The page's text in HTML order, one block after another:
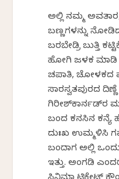
ಅಲ್ಲಿ ನಮ್ಮ
ಬಣ್ಣಗಳನ್ನು
ಬರಬೇಡ್ರಿ ಬುತ್ತಿ
ಹೋಗಿ ಜಳಕ ಮಾಡಿ
ಚಪಾತಿ, ಚೋಳಕದ
ಸಾರಸ್ವತಪುರದ
ಗಿರೀಶ್‌ಕಾರ್ನಡ್‌ರ
ಬಂದ ಕನಸಿನ
ದುಃಖ ಉಮ್ಮಳಿಸಿ
ಬಂದಾಗ ಅಲ್ಲಿ
ಇತ್ತು. ಅಂಗಡಿ